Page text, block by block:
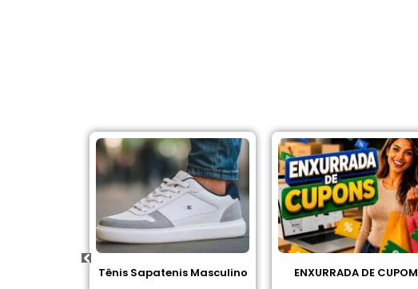
Tênis Sapatenis Masculino
ENXURRADA DE CUPOM